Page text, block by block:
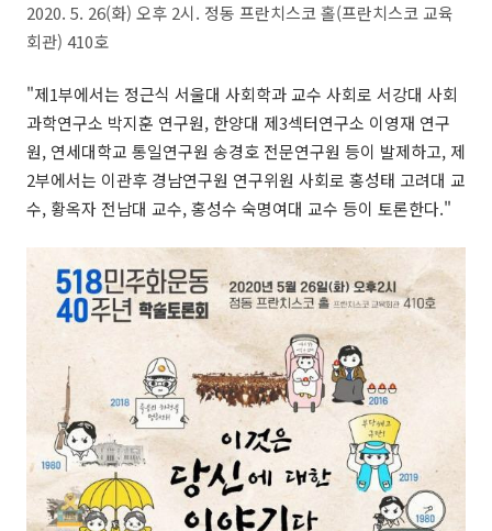
2020. 5. 26(화) 오후 2시. 정동 프란치스코 홀(프란치스코 교육
회관) 410호
"제1부에서는 정근식 서울대 사회학과 교수 사회로 서강대 사회
과학연구소 박지훈 연구원, 한양대 제3섹터연구소 이영재 연구
원, 연세대학교 통일연구원 송경호 전문연구원 등이 발제하고, 제
2부에서는 이관후 경남연구원 연구위원 사회로 홍성태 고려대 교
수, 황옥자 전남대 교수, 홍성수 숙명여대 교수 등이 토론한다."